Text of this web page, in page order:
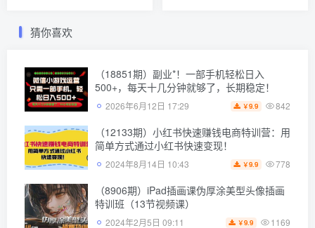
猜你喜欢
（18851期）副业*！一部手机轻松日入
500+，每天十几分钟就够了，长期稳定！
2026年6月12日 17:29 ￥9.9 842
（12133期）小红书快速赚钱电商特训营：用
简单方式通过小红书快速变现！
2024年8月14日 10:43 ￥9.9 778
（8906期）iPad插画课伪厚涂美型头像插画
特训班（13节视频课）
2024年2月5日 09:11 ￥9.9 1169